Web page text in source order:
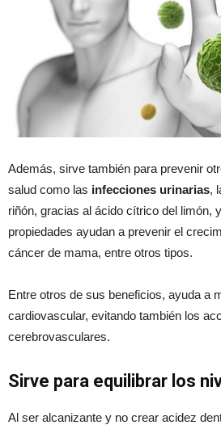
Además, sirve también para prevenir
salud como las infecciones urinarias,
riñón, gracias al ácido cítrico del limón,
propiedades ayudan a prevenir el
cáncer de mama, entre otros tipos.
Entre otros de sus beneficios, ayuda a
cardiovascular, evitando también los
cerebrovasculares.
Sirve para equilibrar los
Al ser alcanizante y no crear acidez